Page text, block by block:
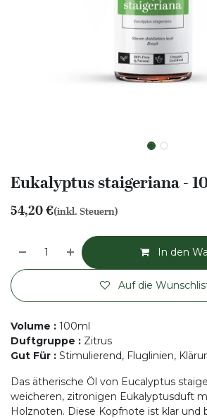
Eukalyptus staigeriana -
54,20€(inkl. Steuern)
In den
Auf die
Volume : 100ml
Duftgruppe : Zitrus
Gut Für : Stimulierend, Fluglinien,
Das ätherische Öl von Eucalyptus
weicheren, zitronigen Eukalyptusduft
Holznoten. Diese Kopfnote ist klar und